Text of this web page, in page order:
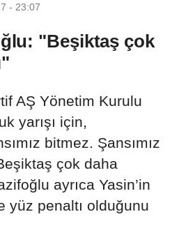
- 23:07
"Beşiktaş çok
AŞ Yönetim Kurulu
yarışı için,
bitmez. Şansımız
çok daha
ayrıca Yasin’in
yüz penaltı olduğunu